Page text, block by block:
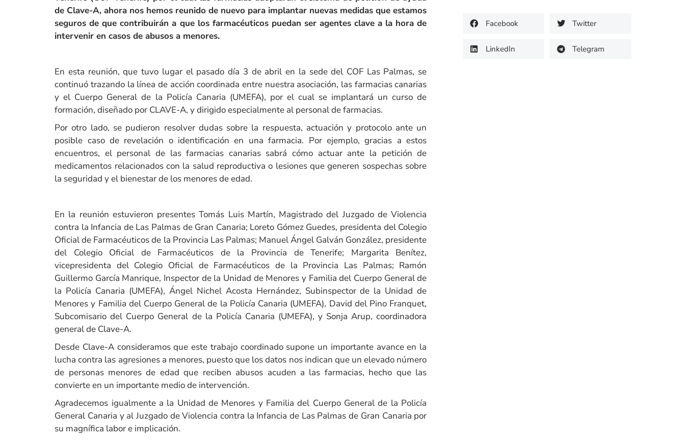
de Clave-A, ahora nos hemos reunido de nuevo para implantar nuevas medidas que estamos
seguros de que contribuirán a que los farmacéuticos puedan ser agentes clave a la hora de
intervenir en casos de abusos a menores.
En esta reunión, que tuvo lugar el pasado día 3 de abril en la sede del COF Las Palmas, se
continuó trazando la línea de acción coordinada entre nuestra asociación, las farmacias canarias
y el Cuerpo General de la Policía Canaria (UMEFA), por el cual se implantará un curso de
formación, diseñado por CLAVE-A, y dirigido especialmente al personal de farmacias.
Por otro lado, se pudieron resolver dudas sobre la respuesta, actuación y protocolo ante un
posible caso de revelación o identificación en una farmacia. Por ejemplo, gracias a estos
encuentros, el personal de las farmacias canarias sabrá cómo actuar ante la petición de
medicamentos relacionados con la salud reproductiva o lesiones que generen sospechas sobre
la seguridad y el bienestar de los menores de edad.
En la reunión estuvieron presentes Tomás Luis Martín, Magistrado del Juzgado de Violencia
contra la Infancia de Las Palmas de Gran Canaria; Loreto Gómez Guedes, presidenta del Colegio
Oficial de Farmacéuticos de la Provincia Las Palmas; Manuel Ángel Galván González, presidente
del Colegio Oficial de Farmacéuticos de la Provincia de Tenerife; Margarita Benítez,
vicepresidenta del Colegio Oficial de Farmacéuticos de la Provincia Las Palmas; Ramón
Guillermo García Manrique, Inspector de la Unidad de Menores y Familia del Cuerpo General de
la Policía Canaria (UMEFA), Ángel Nichel Acosta Hernández, Subinspector de la Unidad de
Menores y Familia del Cuerpo General de la Policía Canaria (UMEFA), David del Pino Franquet,
Subcomisario del Cuerpo General de la Policía Canaria (UMEFA), y Sonja Arup, coordinadora
general de Clave-A.
Desde Clave-A consideramos que este trabajo coordinado supone un importante avance en la
lucha contra las agresiones a menores, puesto que los datos nos indican que un elevado número
de personas menores de edad que reciben abusos acuden a las farmacias, hecho que las
convierte en un importante medio de intervención.
Agradecemos igualmente a la Unidad de Menores y Familia del Cuerpo General de la Policía
General Canaria y al Juzgado de Violencia contra la Infancia de Las Palmas de Gran Canaria por
su magnífica labor e implicación.
Facebook Twitter
LinkedIn Telegram